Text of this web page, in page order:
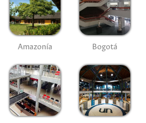
Amazonía Bogotá